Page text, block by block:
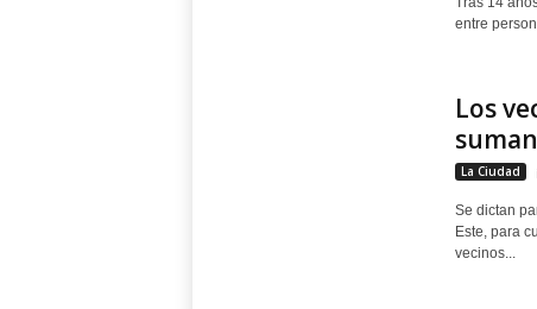
entre
Los
La Ciudad
Se dictan
Este, para
vecinos...